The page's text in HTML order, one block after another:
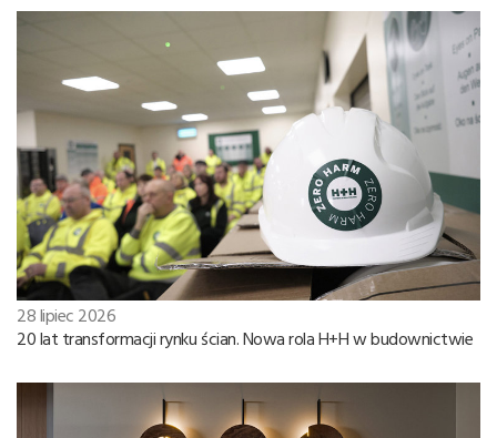
28 lipiec 2026
20 lat transformacji rynku ścian. Nowa rola H+H w budownictwie